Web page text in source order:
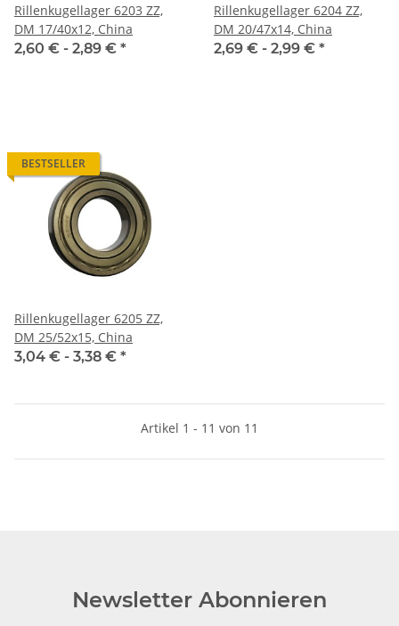
Rillenkugellager 6203 ZZ,
DM 17/40x12, China
2,60 € - 2,89 € *
Rillenkugellager 6204 ZZ,
DM 20/47x14, China
2,69 € - 2,99 € *
BESTSELLER
Rillenkugellager 6205 ZZ,
DM 25/52x15, China
3,04 € - 3,38 € *
Artikel 1 - 11 von 11
Newsletter Abonnieren